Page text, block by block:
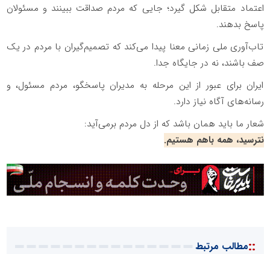
اعتماد متقابل شکل گیرد؛ جایی که مردم صداقت ببینند و مسئولان
پاسخ بدهند.
تاب‌آوری ملی زمانی معنا پیدا می‌کند که تصمیم‌گیران با مردم در یک
صف باشند، نه در جایگاه جدا.
ایران برای عبور از این مرحله به مدیران پاسخگو، مردم مسئول، و
رسانه‌های آگاه نیاز دارد.
شعار ما باید همان باشد که از دل مردم برمی‌آید:
نترسید، همه باهم هستیم.
::مطالب مرتبط